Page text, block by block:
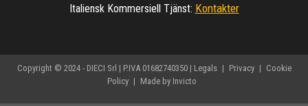
Italiensk Kommersiell Tjänst: Kontakter
Copyright © 2024 - DIECI Srl | P.IVA 01682740350 | Legals | Privacy | Cookie
Policy | Made by Invicto